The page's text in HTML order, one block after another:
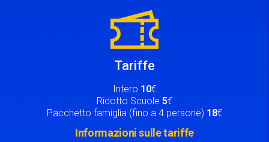
Tariffe
Intero 10€
Ridotto Scuole 5€
Pacchetto famiglia (fino a 4 persone) 18€
Informazioni sulle tariffe